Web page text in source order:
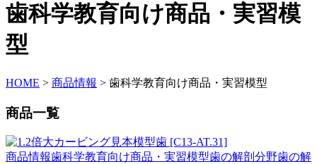
歯科学教育向け商品・実習模
型
HOME > 商品情報 > 歯科学教育向け商品・実習模型
商品一覧
商品情報歯科学教育向け商品・実習模型歯の解剖分野歯の解